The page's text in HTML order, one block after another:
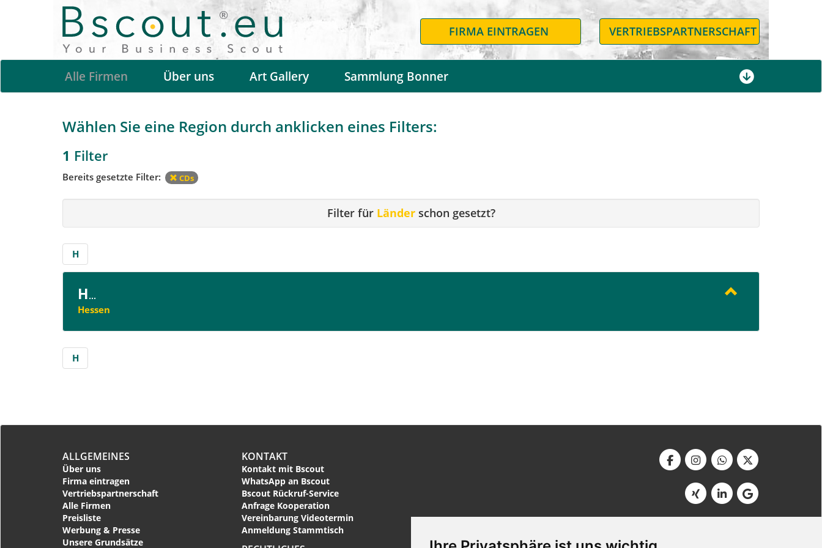
FIRMA EINTRAGEN VERTRIEBSPARTNERSCHAFT
Alle Firmen Über uns Art Gallery Sammlung Bonner
Wählen Sie eine Region durch anklicken eines Filters:
1 Filter
Bereits gesetzte Filter: CDs
Filter für Länderschon gesetzt?
H
H...
Hessen
H
ALLGEMEINES
Über uns
Firma eintragen
Vertriebspartnerschaft
Alle Firmen
Preisliste
Werbung & Presse
Unsere Grundsätze
KONTAKT
Kontakt mit Bscout
WhatsApp an Bscout
Bscout Rückruf-Service
Anfrage Kooperation
Vereinbarung Videotermin
Anmeldung Stammtisch